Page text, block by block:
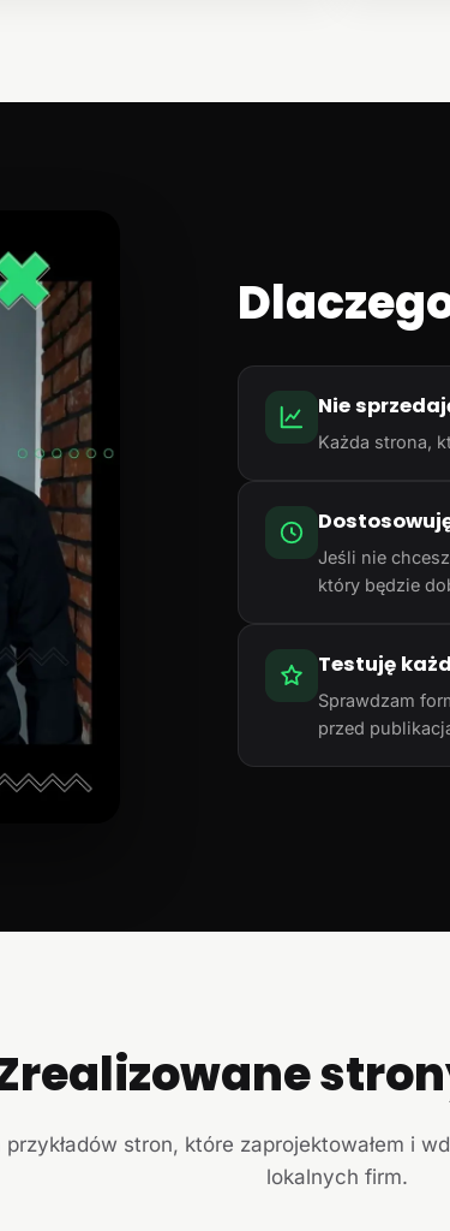
Nie
Każda strona,
Jeśli nie
który będzie
Testuję
Sprawdzam
przed
przykładów stron, które zaprojektowałem i
lokalnych firm.